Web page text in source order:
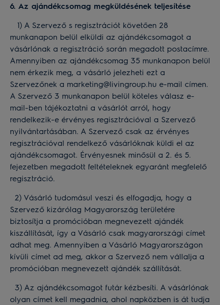
6. Az ajándékcsomag megküldésének teljesítése
1) A Szervező s regisztrációt követően 28
munkanapon belül elküldi az ajándékcsomagot a
vásárlónak a regisztráció során megadott postacímre.
Amennyiben az ajándékcsomag 35 munkanapon belül
nem érkezik meg, a vásárló jelezheti ezt a
Szervezőnek a marketing@livingroup.hu e-mail címen.
A Szervező 3 munkanapon belül köteles válasz e-
mail-ben tájékoztatni a vásárlót arról, hogy
rendelkezik-e érvényes regisztrációval a Szervező
nyilvántartásában. A Szervező csak az érvényes
regisztrációval rendelkező vásárlóknak küldi el az
ajándékcsomagot. Érvényesnek minősül a 2. és 5.
fejezetben megadott feltételeknek egyaránt megfelelő
regisztráció.
2) Vásárló tudomásul veszi és elfogadja, hogy a
Szervező kizárólag Magyarország területére
biztosítja a promócióban megnevezett ajándék
kiszállítását, így a Vásárló csak magyarországi címet
adhat meg. Amennyiben a Vásárló Magyarországon
kívüli címet ad meg, akkor a Szervező nem vállalja a
promócióban megnevezett ajándék szállítását.
3) Az ajándékcsomagot futár kézbesíti. A vásárlónak
olyan címet kell megadnia, ahol napközben is át tudja